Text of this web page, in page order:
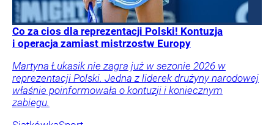
Co za cios dla reprezentacji Polski! Kontuzja
i operacja zamiast mistrzostw Europy
Martyna Łukasik nie zagra już w sezonie 2026 w
reprezentacji Polski. Jedna z liderek drużyny narodowej
właśnie poinformowała o kontuzji i koniecznym
zabiegu.